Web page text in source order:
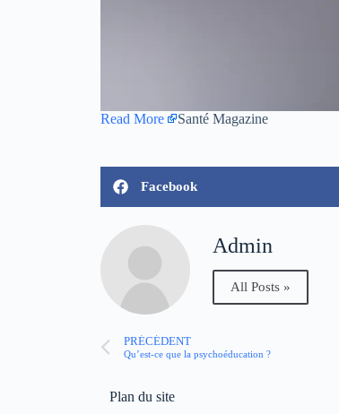
Read More Santé Magazine
Facebook
Admin
All Posts »
PRÉCÉDENT
Qu’est-ce que la psychoéducation ?
Plan du site